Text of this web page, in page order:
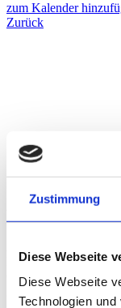
Zustimmung
Diese Webseite
Diese Webseite
Technologien
zum Kalender
Zurück
Mitarbeiter:innen
Großunternehmen,
gemeinnützige